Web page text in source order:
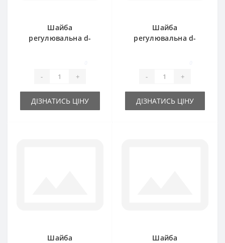
Шайба
регулювальна d-
- +
ДІЗНАТИСЬ ЦІНУ
Шайба
регулювальна d-
- +
ДІЗНАТИСЬ ЦІНУ
Шайба
Шайба